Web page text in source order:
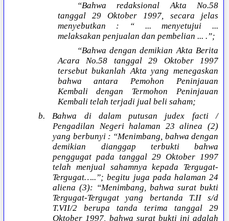
“Bahwa redaksional Akta No.58
tanggal 29 Oktober 1997, secara jelas
menyebutkan : “ ... menyetujui ...
melaksakan penjualan dan pembelian ... .”;
“Bahwa dengan demikian Akta Berita
Acara No.58 tanggal 29 Oktober 1997
tersebut bukanlah Akta yang menegaskan
bahwa antara Pemohon Peninjauan
Kembali dengan Termohon Peninjauan
Kembali telah terjadi jual beli saham;
b. Bahwa di dalam putusan judex facti /
Pengadilan Negeri halaman 23 alinea (2)
yang berbunyi : “Menimbang, bahwa dengan
demikian dianggap terbukti bahwa
penggugat pada tanggal 29 Oktober 1997
telah menjual sahamnya kepada Tergugat-
Tergugat…..”; begitu juga pada halaman 24
aliena (3): “Menimbang, bahwa surat bukti
Tergugat-Tergugat yang bertanda T.II s/d
T.VII/2 berupa tanda terima tanggal 29
Oktober 1997, bahwa surat bukti ini adalah